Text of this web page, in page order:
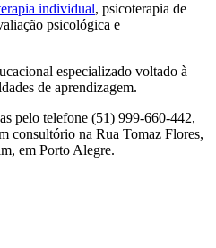
individual, psicoterapia de
psicológica e
especializado voltado à
de aprendizagem.
pelo telefone (51) 999-660-442,
consultório na Rua Tomaz Flores,
em Porto Alegre.